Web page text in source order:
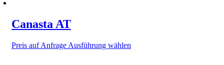
Canasta AT
Preis auf Anfrage Ausführung wählen